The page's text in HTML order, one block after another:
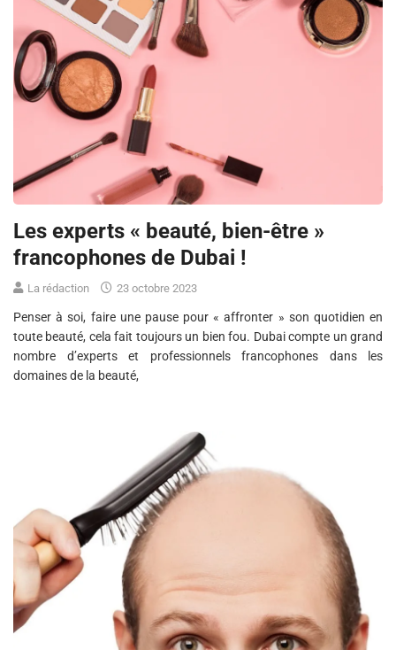
Les experts « beauté, bien-être »
francophones de Dubai !
La rédaction 23 octobre 2023
Penser à soi, faire une pause pour « affronter » son quotidien en
toute beauté, cela fait toujours un bien fou. Dubai compte un grand
nombre d’experts et professionnels francophones dans les
domaines de la beauté,